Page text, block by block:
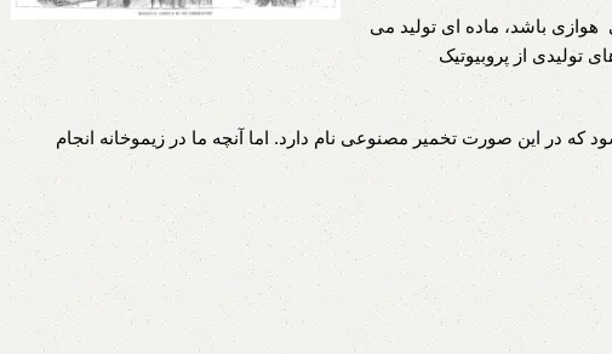
باشد، ماده ای تولید می
تولیدی از پروبیوتیک
که در این صورت تخمیر مصنوعی نام دارد. اما آنچه ما در زیموخانه انجام